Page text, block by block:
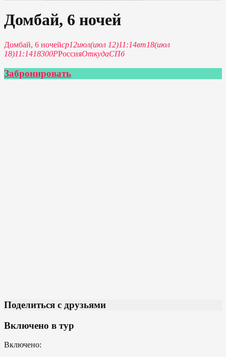
Домбай, 6 ночей
Домбай, 6 ночейср12июл(июл 12)11:14вт18(июл
18)11:1418300РРоссияОткудаСПб
Забронировать
Поделиться с друзьями
Включено в тур
Включено: